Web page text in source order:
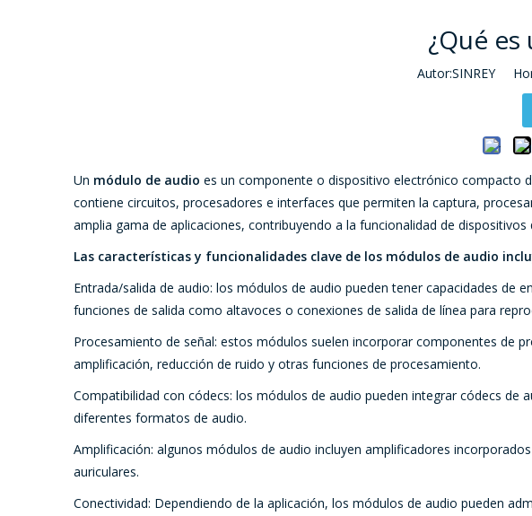
¿Qué
Autor:SINREY
Un módulo de audio es un componente o dispositivo electrónico compacto
contiene circuitos, procesadores e interfaces que permiten la captura,
amplia gama de aplicaciones, contribuyendo a la funcionalidad de
Las características y funcionalidades clave de los módulos de audio
Entrada/salida de audio: los módulos de audio pueden tener capacidades
funciones de salida como altavoces o conexiones de salida de línea para
Procesamiento de señal: estos módulos suelen incorporar componentes de
amplificación, reducción de ruido y otras funciones de procesamiento.
Compatibilidad con códecs: los módulos de audio pueden integrar códecs
diferentes formatos de audio.
Amplificación: algunos módulos de audio incluyen amplificadores
auriculares.
Conectividad: Dependiendo de la aplicación, los módulos de audio pueden